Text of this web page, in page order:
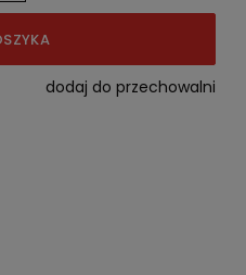
dodaj do przechowalni